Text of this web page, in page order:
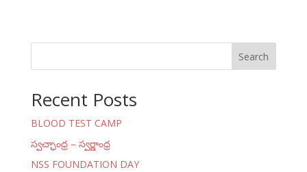
Search
Recent Posts
BLOOD TEST CAMP
స్వచ్ఛాంధ్ర – స్వర్ణాంధ్ర
NSS FOUNDATION DAY